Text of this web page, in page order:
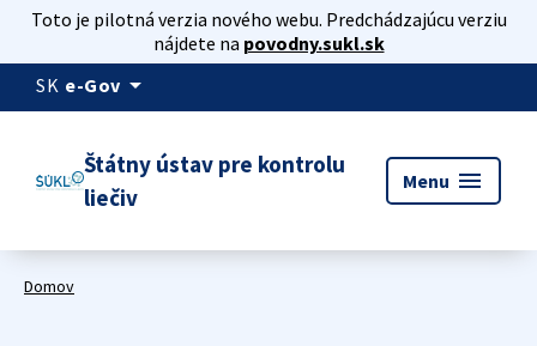
Toto je pilotná verzia nového webu. Predchádzajúcu verziu
nájdete na povodny.sukl.sk
SK e-Gov arrow_drop_down
Štátny ústav pre kontrolu
liečiv
Menu menu
Domov